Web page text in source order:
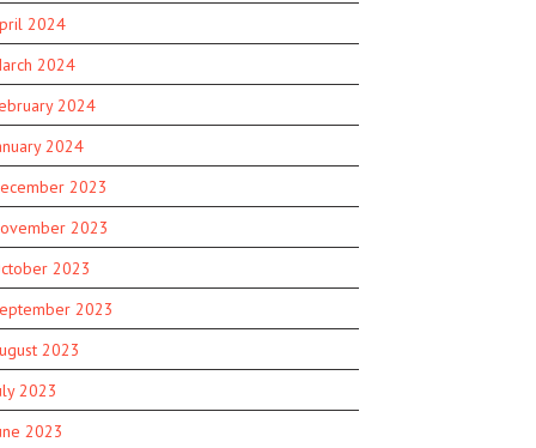
2024
2024
2024
2024
2023
2023
2023
2023
2023
2023
2023